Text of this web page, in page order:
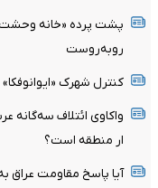
پشت پرده «خانه وحشت»؛
روبه‌روست
کنترل شهرک
واکاوی ائتلاف سه‌گانه
ار منطقه است؟
آیا پاسخ مقاومت عراق